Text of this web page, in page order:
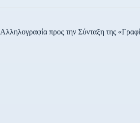
Αλληλογραφία προς την Σύνταξη της